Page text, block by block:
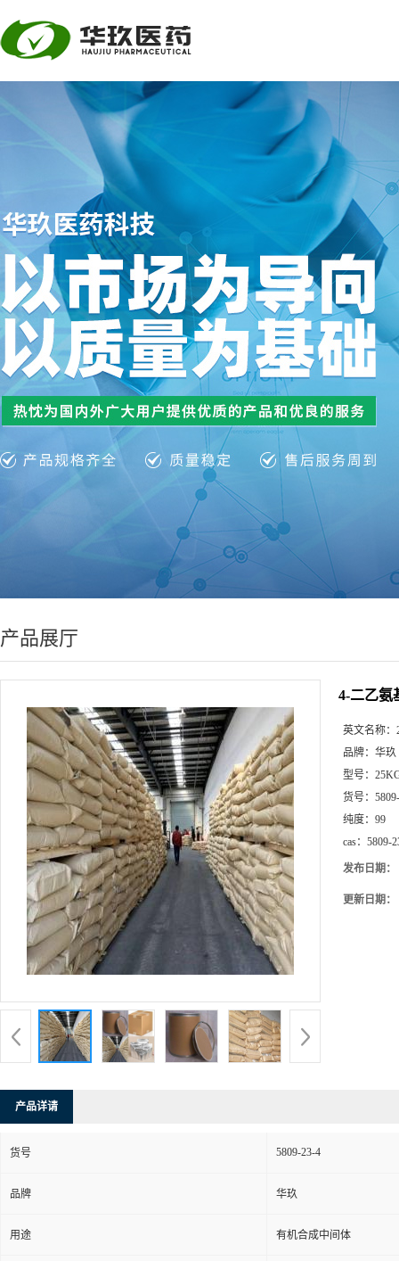
产品展厅
4-二乙氨
英文名称：
品牌： 华玖
型号：
货号：
纯度： 99
cas： 5809-
发布日期：
更新日期：
产品详请
货号 5809-23-4
品牌 华玖
用途 有机合成中间体